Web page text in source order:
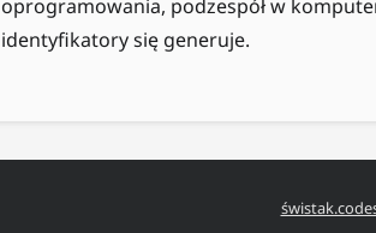
oprogramowania, podzespół w
identyfikatory się generuje.